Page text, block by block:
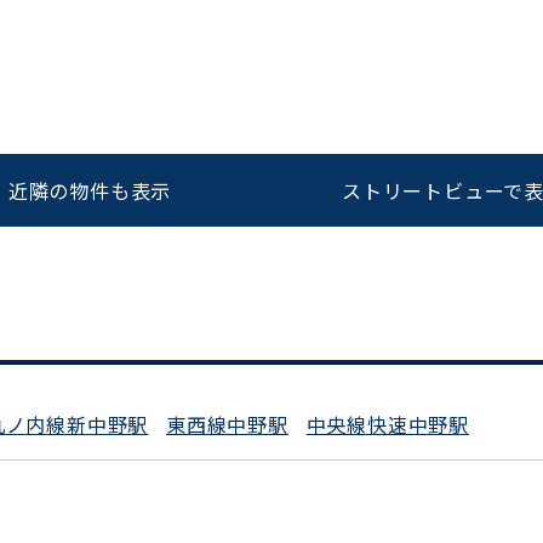
0120-620-213
近隣の物件も表示 ストリートビューで
ノ内線新中野駅 東西線中野駅 中央線快速中野駅